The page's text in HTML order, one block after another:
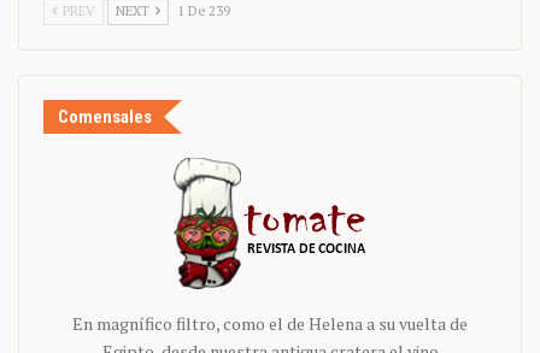
PREV NEXT 1 De 239
Comensales
En magnífico filtro, como el de Helena a su vuelta de